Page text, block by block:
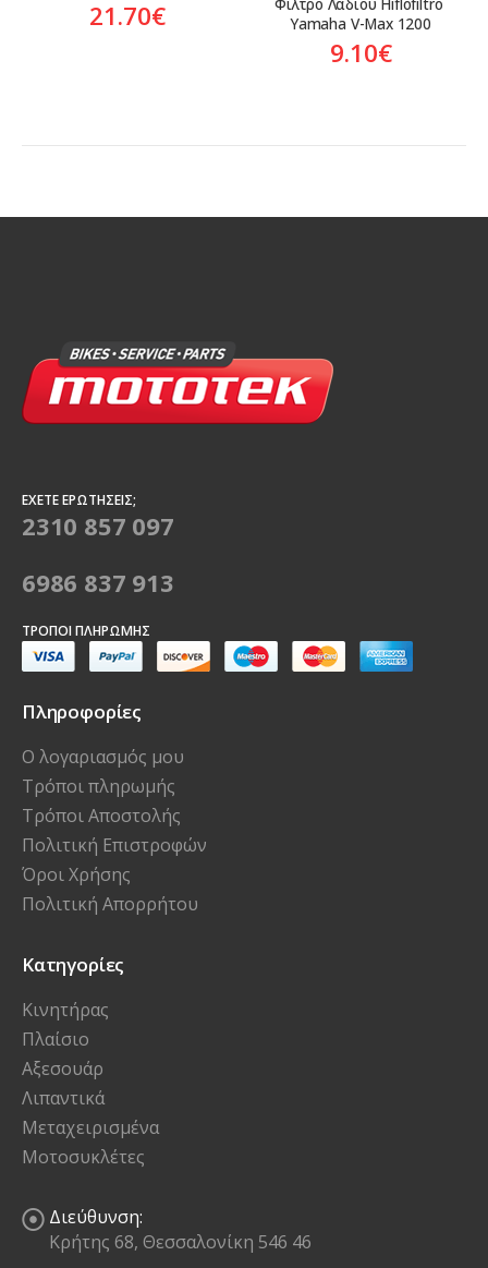
21.70€
Yamaha V-Max 1200
9.10€
ΈΧΕΤΕ ΕΡΩΤΉΣΕΙΣ;
2310 857 097
6986 837 913
ΤΡΌΠΟΙ ΠΛΗΡΩΜΉΣ
Πληροφορίες
Ο λογαριασμός μου
Τρόποι πληρωμής
Τρόποι Αποστολής
Πολιτική Επιστροφών
Όροι Χρήσης
Πολιτική Απορρήτου
Κατηγορίες
Κινητήρας
Πλαίσιο
Αξεσουάρ
Λιπαντικά
Μεταχειρισμένα
Μοτοσυκλέτες
Διεύθυνση:
Κρήτης 68, Θεσσαλονίκη 546 46